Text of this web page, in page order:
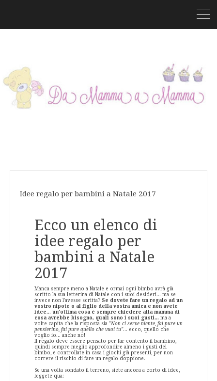
Idee regalo per bambini a Natale 2017
Ecco un elenco di
idee regalo per
bambini a Natale
2017
Manca sempre meno a Natale e ormai ogni bimbo avrà già
scritto la sua letterina di Natale con i suoi desideri... ma se
invece non l'avesse scritta? Se dovete fare un regalo ad un
vostro nipote o al figlio della vostra amica e non avete
idee... un'ottima cosa è sempre chiedere alla mamma di
cosa avrebbe bisogno, quali sono i suoi gusti... ma a
volte capita che la risposta sia "Non ci serve niente, fai pure un
pensierino, fai pure quello che vuoi tu"... ecco, quello che
voglio io... anche no!
Il regalo deve essere pensato per far contento il bambino,
quindi sempre meglio approfondire almeno i gusti del
bimbo, e controllate in casa i giochi già presenti, per non
correre il rischio di fare un regalo doppione.
Se una volta sondato il terreno, siete ancora a corto di idee,
leggete qua: